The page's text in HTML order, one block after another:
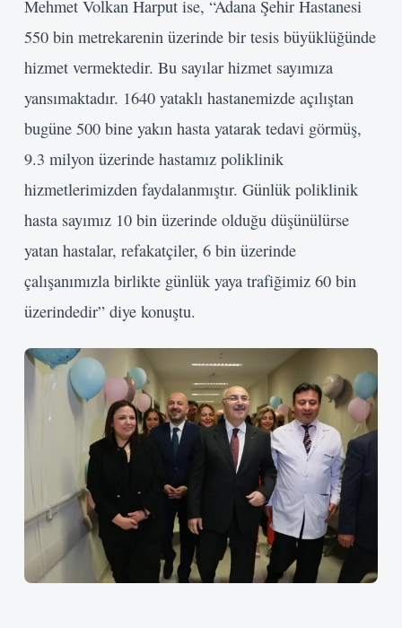
Mehmet Volkan Harput ise, “Adana Şehir Hastanesi
550 bin metrekarenin üzerinde bir tesis büyüklüğünde
hizmet vermektedir. Bu sayılar hizmet sayımıza
yansımaktadır. 1640 yataklı hastanemizde açılıştan
bugüne 500 bine yakın hasta yatarak tedavi görmüş,
9.3 milyon üzerinde hastamız poliklinik
hizmetlerimizden faydalanmıştır. Günlük poliklinik
hasta sayımız 10 bin üzerinde olduğu düşünülürse
yatan hastalar, refakatçiler, 6 bin üzerinde
çalışanımızla birlikte günlük yaya trafiğimiz 60 bin
üzerindedir” diye konuştu.
Kullanıcı Adı veya E-posta
Şifre
Beni Hatırla
Giriş Yap